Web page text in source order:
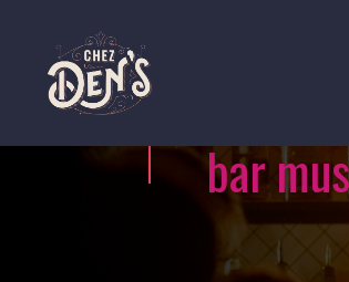
bar